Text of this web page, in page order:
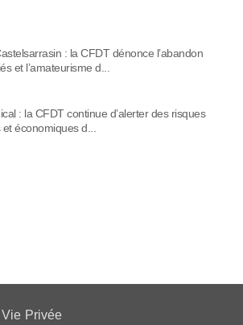
: la CFDT dénonce l’abandon
et l’amateurisme d...
: la CFDT continue d’alerter des risques
économiques d...
Privée